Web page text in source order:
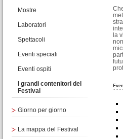
Mostre
Laboratori
Spettacoli
Eventi speciali
Eventi ospiti
I grandi contenitori del
Festival
Giorno per giorno
La mappa del Festival
la